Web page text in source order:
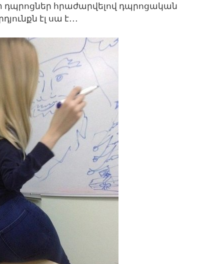
դպրոցներ հրաժարվելով դպրոցական
էլ սա է․․․